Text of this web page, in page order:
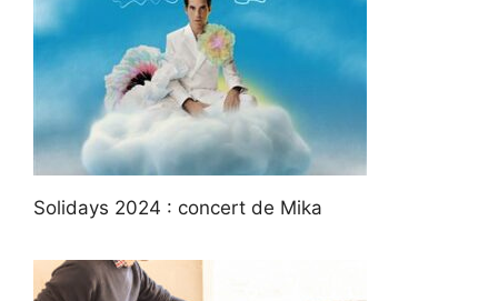
Solidays 2024 : concert de Mika